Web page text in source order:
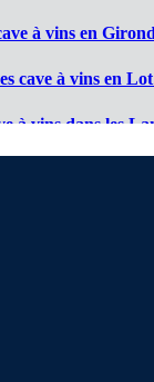
à vins en
cave à vins en
à vins dans les